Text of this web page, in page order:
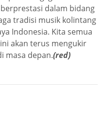
dalam bidang
tradisi musik kolintang
Indonesia. Kita semua
akan terus mengukir
masa depan.(red)